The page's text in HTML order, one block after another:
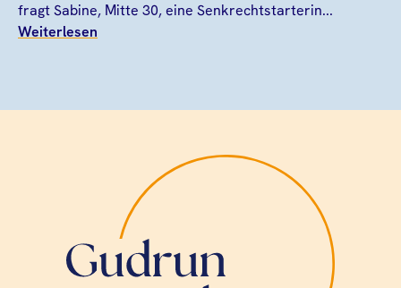
fragt Sabine, Mitte 30, eine Senkrechtstarterin...
Weiterlesen